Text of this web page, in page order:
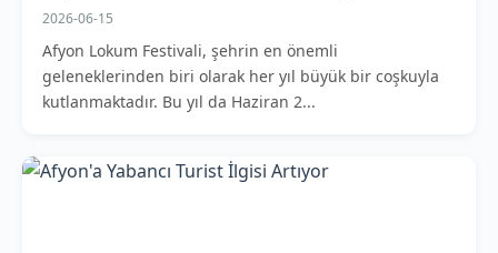
2026-06-15
Afyon Lokum Festivali, şehrin en önemli
geleneklerinden biri olarak her yıl büyük bir coşkuyla
kutlanmaktadır. Bu yıl da Haziran 2...